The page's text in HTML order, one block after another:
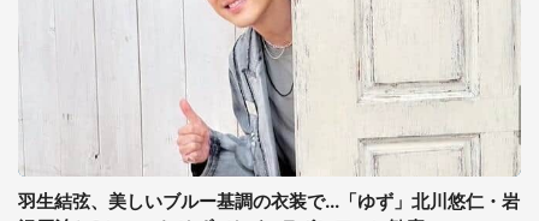
羽生結弦、美しいブルー基調の衣装で...「ゆず」北川悠仁・岩